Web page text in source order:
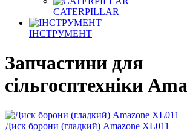
CATERPILLAR
ІНСТРУМЕНТ
Запчастини для
сільгосптехніки
Диск борони (гладкий) Amazone XL011